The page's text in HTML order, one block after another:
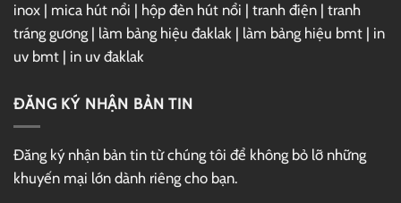
inox | mica hút nổi | hộp đèn hút nổi | tranh điện | tranh
tráng gương | làm bảng hiệu đaklak | làm bảng hiệu bmt | in
uv bmt | in uv đaklak
ĐĂNG KÝ NHẬN BẢN TIN
Đăng ký nhận bản tin từ chúng tôi để không bỏ lỡ những
khuyến mại lớn dành riêng cho bạn.